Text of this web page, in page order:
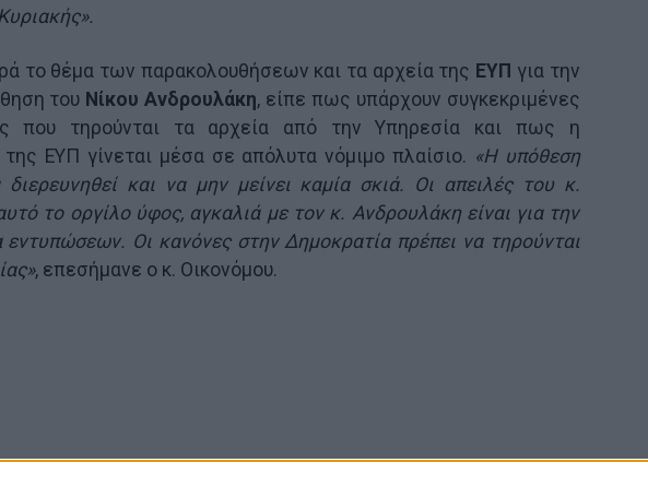
το θέμα των παρακολουθήσεων και τα αρχεία της ΕΥΠ για την
του Νίκου Ανδρουλάκη, είπε πως υπάρχουν συγκεκριμένες
που τηρούνται τα αρχεία από την Υπηρεσία και πως η
της ΕΥΠ γίνεται μέσα σε απόλυτα νόμιμο πλαίσιο. «Η υπόθεση
διερευνηθεί και να μην μείνει καμία σκιά. Οι απειλές του κ.
το οργίλο ύφος, αγκαλιά με τον κ. Ανδρουλάκη είναι για την
εντυπώσεων. Οι κανόνες στην Δημοκρατία πρέπει να τηρούνται
, επεσήμανε ο κ. Οικονόμου.